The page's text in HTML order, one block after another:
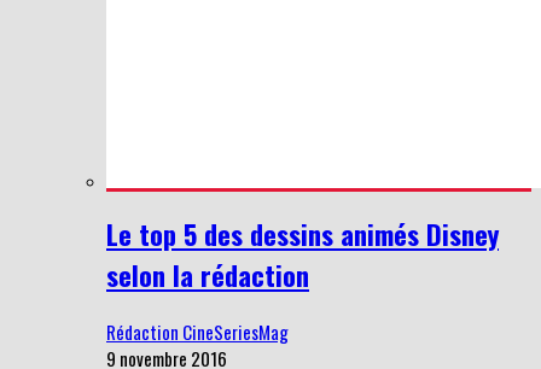
Le top 5 des dessins animés Disney
selon la rédaction
Rédaction CineSeriesMag
9 novembre 2016